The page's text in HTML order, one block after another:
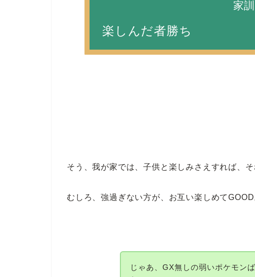
家訓
楽しんだ者勝ち
そう、我が家では、子供と楽しみさえすれば、そ
むしろ、強過ぎない方が、お互い楽しめてGOOD
じゃあ、GX無しの弱いポケモン